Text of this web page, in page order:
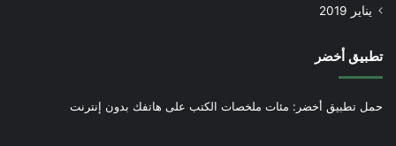
يناير 2019
تطبيق أخضر
حمل تطبيق أخضر: مئات ملخصات الكتب على هاتفك بدون إنترنت